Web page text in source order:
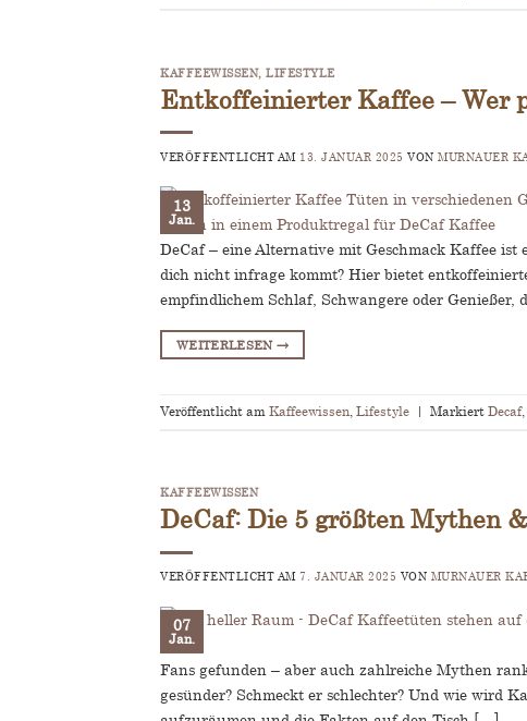
KAFFEEWISSEN,LIFESTYLE
Entkoffeinierter Kaffee – Wer
VERÖFFENTLICHT AM 13. JANUAR 2025 VONMURNAUER
13
Jan.
DeCaf – eine Alternative mit Geschmack Kaffee
dich nicht infrage kommt? Hier bietet
empfindlichem Schlaf, Schwangere oder Genießer,
WEITERLESEN →
Veröffentlicht am Kaffeewissen Lifestyle | Markiert Decaf,
KAFFEEWISSEN
DeCaf: Die 5 größten Mythen
VERÖFFENTLICHT AM7. JANUAR 2025 VON MURNAUER
07
Jan.
Fans gefunden – aber auch zahlreiche Mythen
gesünder? Schmeckt er schlechter? Und wie wird